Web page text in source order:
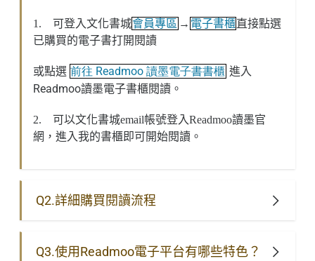
1. 可登入文化書城會員專區 → 電子書櫃直接點選
已購買的電子書打開閱讀
或點選 前往 Readmoo 讀墨電子書書櫃 進入
Readmoo讀墨電子書櫃閱讀。
2. 可以文化書城email帳號登入Readmoo讀墨官
網，進入我的書櫃即可開始閱讀。
Q2.詳細購買閱讀流程
Q3.使用Readmoo電子平台有哪些特色？